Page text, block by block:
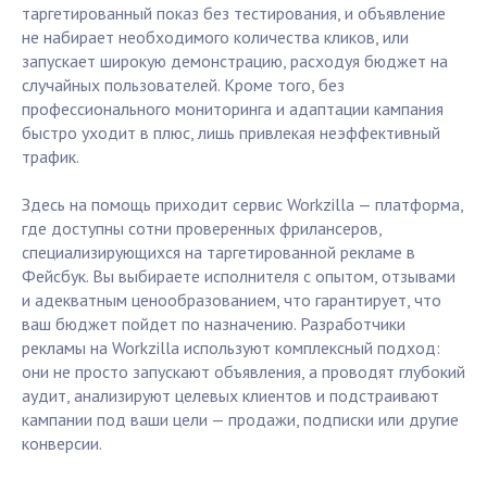
таргетированный показ без тестирования, и объявление
не набирает необходимого количества кликов, или
запускает широкую демонстрацию, расходуя бюджет на
случайных пользователей. Кроме того, без
профессионального мониторинга и адаптации кампания
быстро уходит в плюс, лишь привлекая неэффективный
трафик.
Здесь на помощь приходит сервис Workzilla — платформа,
где доступны сотни проверенных фрилансеров,
специализирующихся на таргетированной рекламе в
Фейсбук. Вы выбираете исполнителя с опытом, отзывами
и адекватным ценообразованием, что гарантирует, что
ваш бюджет пойдет по назначению. Разработчики
рекламы на Workzilla используют комплексный подход:
они не просто запускают объявления, а проводят глубокий
аудит, анализируют целевых клиентов и подстраивают
кампании под ваши цели — продажи, подписки или другие
конверсии.